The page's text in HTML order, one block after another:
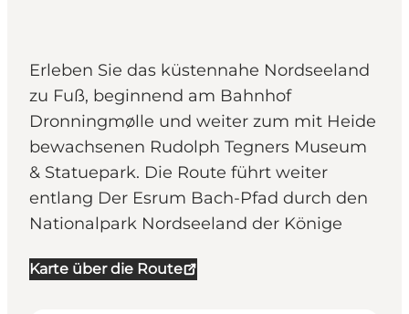
Erleben Sie das küstennahe Nordseeland
zu Fuß, beginnend am Bahnhof
Dronningmølle und weiter zum mit Heide
bewachsenen Rudolph Tegners Museum
& Statuepark. Die Route führt weiter
entlang Der Esrum Bach-Pfad durch den
Nationalpark Nordseeland der Könige
Karte über die Route